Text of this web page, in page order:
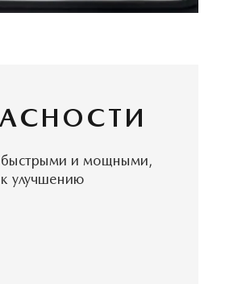
быстрыми и мощными,
улучшению